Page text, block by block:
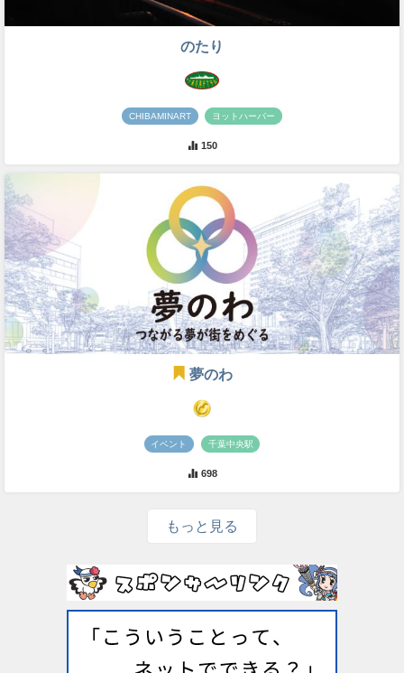
のたり
CHIBAMINART ヨットハーバー
150
夢のわ
イベント 千葉中央駅
698
もっと見る